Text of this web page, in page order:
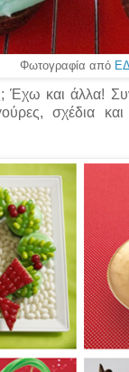
Φωτογραφία από
Έχω και άλλα!
σχέδια